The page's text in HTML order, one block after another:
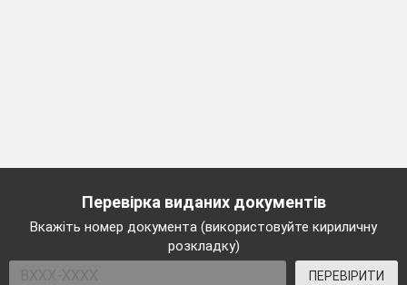
Перевірка виданих документів
Вкажіть номер документа (використовуйте кириличну
розкладку)
ПЕРЕВІРИТИ